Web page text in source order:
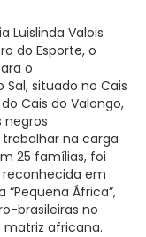
Luislinda Valois
do Esporte, o
o
situado no Cais
Cais do Valongo,
negros
na carga
25 famílias, foi
em
África”,
brasileiras no
matriz africana.